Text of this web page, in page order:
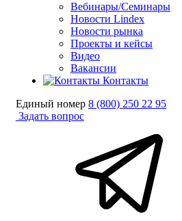
Вебинары/Семинары
Новости Lindex
Новости рынка
Проекты и кейсы
Видео
Вакансии
Контакты
Единый номер 8 (800) 250 22 95
Задать вопрос